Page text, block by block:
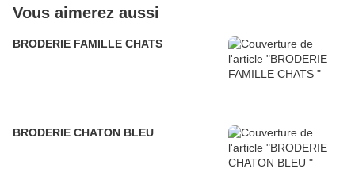
Vous aimerez aussi
BRODERIE FAMILLE CHATS
BRODERIE CHATON BLEU